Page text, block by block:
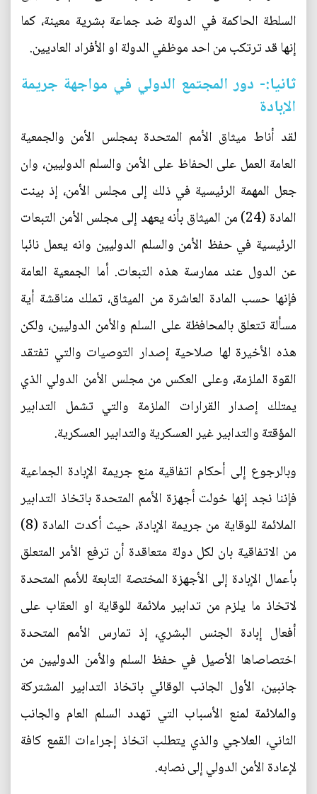
السلطة الحاكمة في الدولة ضد جماعة بشرية معينة، كما
إنها قد ترتكب من احد موظفي الدولة او الأفراد العاديين.
ثانيا:- دور المجتمع الدولي في مواجهة جريمة
الإبادة
لقد أناط ميثاق الأمم المتحدة بمجلس الأمن والجمعية
العامة العمل على الحفاظ على الأمن والسلم الدوليين، وان
جعل المهمة الرئيسية في ذلك إلى مجلس الأمن، إذ بينت
المادة (24) من الميثاق بأنه يعهد إلى مجلس الأمن التبعات
الرئيسية في حفظ الأمن والسلم الدوليين وانه يعمل نائبا
عن الدول عند ممارسة هذه التبعات. أما الجمعية العامة
فإنها حسب المادة العاشرة من الميثاق، تملك مناقشة أية
مسألة تتعلق بالمحافظة على السلم والأمن الدوليين، ولكن
هذه الأخيرة لها صلاحية إصدار التوصيات والتي تفتقد
القوة الملزمة، وعلى العكس من مجلس الأمن الدولي الذي
يمتلك إصدار القرارات الملزمة والتي تشمل التدابير
المؤقتة والتدابير غير العسكرية والتدابير العسكرية.
وبالرجوع إلى أحكام اتفاقية منع جريمة الإبادة الجماعية
فإننا نجد إنها خولت أجهزة الأمم المتحدة باتخاذ التدابير
الملائمة للوقاية من جريمة الإبادة، حيث أكدت المادة (8)
من الاتفاقية بان لكل دولة متعاقدة أن ترفع الأمر المتعلق
بأعمال الإبادة إلى الأجهزة المختصة التابعة للأمم المتحدة
لاتخاذ ما يلزم من تدابير ملائمة للوقاية او العقاب على
أفعال إبادة الجنس البشري، إذ تمارس الأمم المتحدة
اختصاصاها الأصيل في حفظ السلم والأمن الدوليين من
جانبين، الأول الجانب الوقائي باتخاذ التدابير المشتركة
والملائمة لمنع الأسباب التي تهدد السلم العام والجانب
الثاني، العلاجي والذي يتطلب اتخاذ إجراءات القمع كافة
لإعادة الأمن الدولي إلى نصابه.